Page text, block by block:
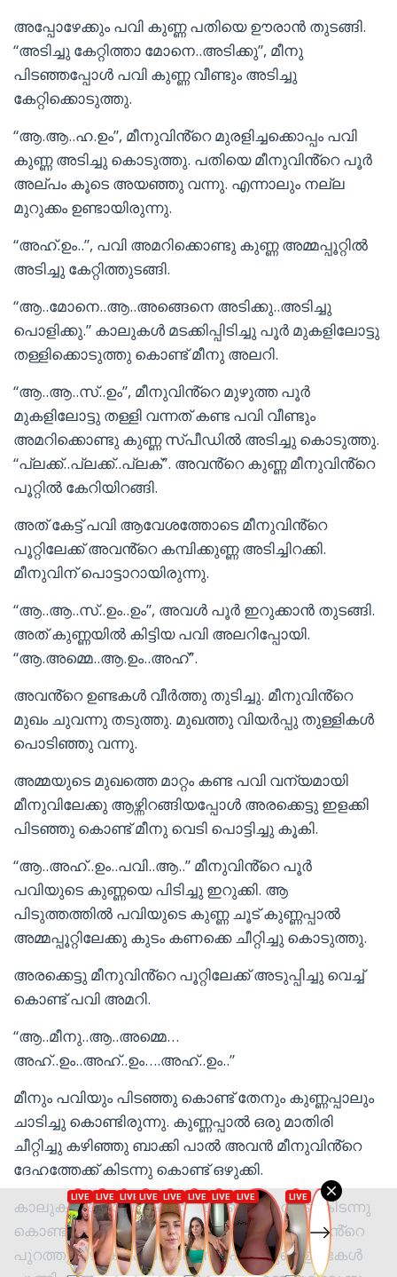
അപ്പോഴേക്കും പവി കുണ്ണ പതിയെ ഊരാൻ തുടങ്ങി.
“അടിച്ചു കേറ്റിത്താ മോനെ..അടിക്കു”, മീനു
പിടഞ്ഞപ്പോൾ പവി കുണ്ണ വീണ്ടും അടിച്ചു
കേറ്റിക്കൊടുത്തു.
“ആ.ആ..ഹ.ഉം”, മീനുവിൻ്റെ മുരളിച്ചക്കൊപ്പം പവി
കുണ്ണ അടിച്ചു കൊടുത്തു. പതിയെ മീനുവിൻ്റെ പൂർ
അല്പം കൂടെ അയഞ്ഞു വന്നു. എന്നാലും നല്ല
മുറുക്കം ഉണ്ടായിരുന്നു.
“അഹ്.ഉം..”, പവി അമറിക്കൊണ്ടു കുണ്ണ അമ്മപ്പൂറ്റിൽ
അടിച്ചു കേറ്റിത്തുടങ്ങി.
“ആ..മോനെ..ആ..അങ്ങെനെ അടിക്കു..അടിച്ചു
പൊളിക്കു.” കാലുകൾ മടക്കിപ്പിടിച്ചു പൂർ മുകളിലോട്ടു
തള്ളിക്കൊടുത്തു കൊണ്ട് മീനു അലറി.
“ആ..ആ..സ്..ഉം”, മീനുവിൻ്റെ മുഴുത്ത പൂർ
മുകളിലോട്ടു തള്ളി വന്നത് കണ്ട പവി വീണ്ടും
അമറിക്കൊണ്ടു കുണ്ണ സ്പീഡിൽ അടിച്ചു കൊടുത്തു.
“പ്ലക്ക്..പ്ലക്ക്..പ്ലക്”. അവൻ്റെ കുണ്ണ മീനുവിൻ്റെ
പൂറ്റിൽ കേറിയിറങ്ങി.
അത് കേട്ട് പവി ആവേശത്തോടെ മീനുവിൻ്റെ
പൂറ്റിലേക്ക് അവൻ്റെ കമ്പിക്കുണ്ണ അടിച്ചിറക്കി.
മീനുവിന് പൊട്ടാറായിരുന്നു.
“ആ..ആ..സ്..ഉം..ഉം”, അവൾ പൂർ ഇറുക്കാൻ തുടങ്ങി.
അത് കുണ്ണയിൽ കിട്ടിയ പവി അലറിപ്പോയി.
“ആ.അമ്മെ..ആ.ഉം..അഹ്”.
അവൻ്റെ ഉണ്ടകൾ വീർത്തു തുടിച്ചു. മീനുവിൻ്റെ
മുഖം ചുവന്നു തടുത്തു. മുഖത്തു വിയർപ്പു തുള്ളികൾ
പൊടിഞ്ഞു വന്നു.
അമ്മയുടെ മുഖത്തെ മാറ്റം കണ്ട പവി വന്യമായി
മീനുവിലേക്കു ആഴ്ന്നിറങ്ങിയപ്പോൾ അരക്കെട്ടു ഇളക്കി
പിടഞ്ഞു കൊണ്ട് മീനു വെടി പൊട്ടിച്ചു കൂകി.
“ആ..അഹ്..ഉം..പവി..ആ..” മീനുവിൻ്റെ പൂർ
പവിയുടെ കുണ്ണയെ പിടിച്ചു ഇറുക്കി. ആ
പിടുത്തത്തിൽ പവിയുടെ കുണ്ണ ചൂട് കുണ്ണപ്പാൽ
അമ്മപ്പൂറ്റിലേക്കു കുടം കണക്കെ ചീറ്റിച്ചു കൊടുത്തു.
അരക്കെട്ടു മീനുവിൻ്റെ പൂറ്റിലേക്ക് അടുപ്പിച്ചു വെച്ച്
കൊണ്ട് പവി അമറി.
“ആ..മീനു..ആ..അമ്മെ…
അഹ്..ഉം..അഹ്..ഉം….അഹ്..ഉം..”
മീനും പവിയും പിടഞ്ഞു കൊണ്ട് തേനും കുണ്ണപ്പാലും
ചാടിച്ചു കൊണ്ടിരുന്നു. കുണ്ണപ്പാൽ ഒരു മാതിരി
ചീറ്റിച്ചു കഴിഞ്ഞു ബാക്കി പാൽ അവൻ മീനുവിൻ്റെ
ദേഹത്തേക്ക് കിടന്നു കൊണ്ട് ഒഴുക്കി.
കാലുകൾ കൊണ്ട് മകനെ വലിഞ്ഞു മുറുക്കി കിടന്നു
കൊണ്ട് മീനു കിതച്ചു. അവളുടെ കൈകൾ മകൻ്റെ
പുറത്തു തഴുകിക്കൊണ്ടിരുന്നു. പവിയുടെ ഉണ്ടകൾ